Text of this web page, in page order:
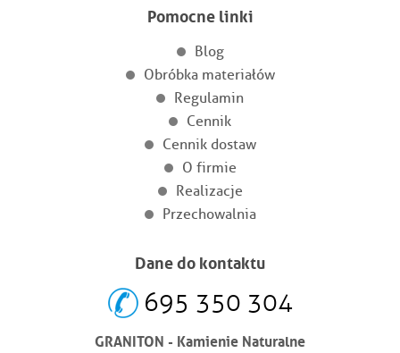
Pomocne linki
Blog
Obróbka materiałów
Regulamin
Cennik
Cennik dostaw
O firmie
Realizacje
Przechowalnia
Dane do kontaktu
695 350 304
GRANITON - Kamienie Naturalne